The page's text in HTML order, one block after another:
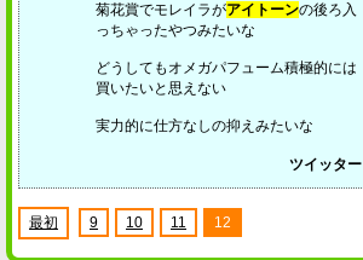
菊花賞でモレイラがアイトーンの後ろ入
っちゃったやつみたいな
どうしてもオメガパフューム積極的には
買いたいと思えない
実力的に仕方なしの抑えみたいな
ツイッター
最初 9 10 11 12